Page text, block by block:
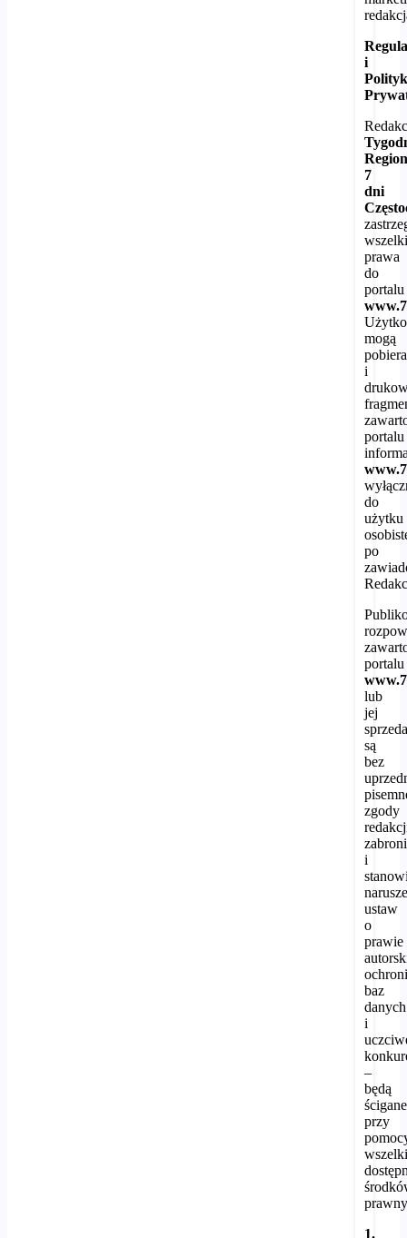
i
7
dni
prawa
do
portalu
mogą
i
portalu
do
użytku
po
portalu
lub
jej
są
bez
zgody
i
ustaw
o
prawie
baz
danych
i
–
będą
ścigane
przy
1.